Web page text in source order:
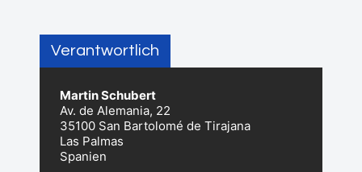
Verantwortlich
Martin Schubert
Av. de Alemania, 22
35100 San Bartolomé de Tirajana
Las Palmas
Spanien